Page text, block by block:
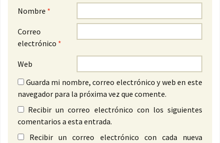
Nombre *
Correo
electrónico *
Web
Guarda mi nombre, correo electrónico y web en este
navegador para la próxima vez que comente.
Recibir un correo electrónico con los siguientes
comentarios a esta entrada.
Recibir un correo electrónico con cada nueva